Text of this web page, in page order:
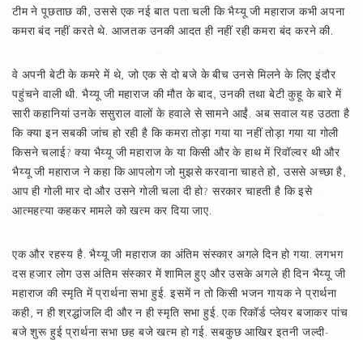
टीम ने पूछताछ की, उससे एक नई बात पता चली कि भैय्यू जी महाराज कभी अपना
कमरा बंद नहीं करते थे. आजतक उनकी आदत ही नहीं रही कमरा बंद करने की.
वे अपनी बेटी के कमरे में थे, जो एक से दो बजे के बीच उनसे मिलने के लिए इंदौर
पहुंचने वाली थी. भैय्यू जी महाराज की मौत के बाद, उनकी तथा बेटी कुहू के बारे में
सारी कहानियां उनके ससुराल वालों के हवाले से सामने आईं. अब सवाल यह उठता है
कि क्या इन सबकी जांच हो रही है कि कमरा तोड़ा गया या नहीं तोड़ा गया या गोली
किसने चलाई? क्या भैय्यू जी महाराज के या किसी और के हाथ में रिवॉल्वर थी और
भैय्यू जी महाराज ने कहा कि आपलोग जो मुझसे करवाना चाहते हो, उससे अच्छा है,
आप ही गोली मार दो और उसने गोली चला दी हो? सरकार चाहती है कि इसे
आत्महत्या कहकर मामले को खत्म कर दिया जाए.
एक और रहस्य है. भैय्यू जी महाराज का अंतिम संस्कार अगले दिन हो गया. लगभग
दस हजार लोग उस अंतिम संस्कार में शामिल हुए और उसके अगले ही दिन भैय्यू जी
महाराज की स्मृति में प्रार्थना सभा हुई. इसमें न तो किसी भजन गायक ने प्रार्थना
कही, न ही श्रद्धांजलि दी और न ही स्मृति सभा हुई. एक रिकॉर्ड प्लेयर बजाकर पांच
बजे शुरू हुई प्रार्थना सभा छह बजे खत्म हो गई. सबकुछ आखिर इतनी जल्दी-